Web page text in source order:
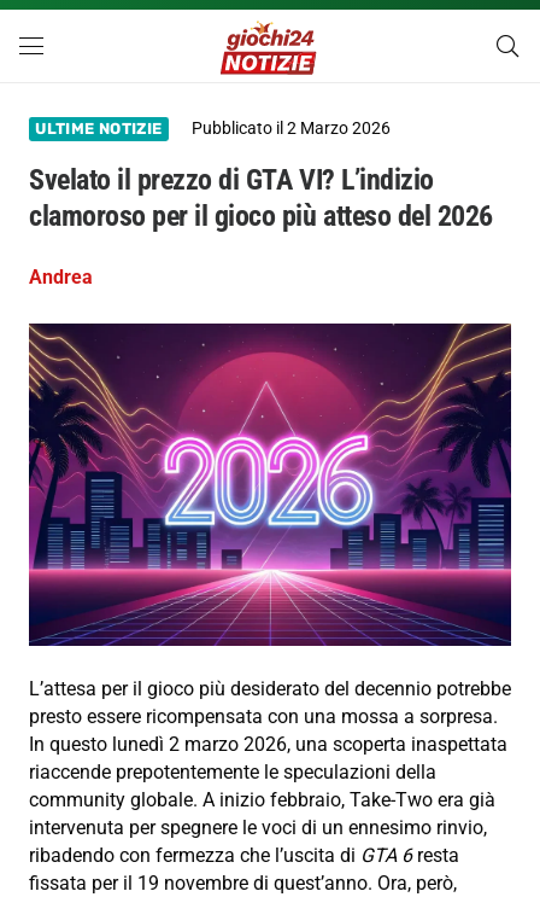
ULTIME NOTIZIE Pubblicato il2 Marzo 2026
Svelato il prezzo di GTA VI? L’indizio
clamoroso per il gioco più atteso del 2026
Andrea
L’attesa per il gioco più desiderato del decennio potrebbe
presto essere ricompensata con una mossa a sorpresa.
In questo lunedì 2 marzo 2026, una scoperta inaspettata
riaccende prepotentemente le speculazioni della
community globale. A inizio febbraio, Take-Two era già
intervenuta per spegnere le voci di un ennesimo rinvio,
ribadendo con fermezza che l’uscita di GTA 6resta
fissata per il 19 novembre di quest’anno. Ora, però,